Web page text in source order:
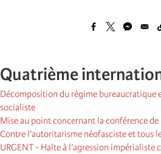
Quatrième
Décomposition du régime bureaucratique
socialiste
Mise au point concernant la conférence
Contre l’autoritarisme néofasciste et tous
URGENT - Halte à l’agression impérialiste